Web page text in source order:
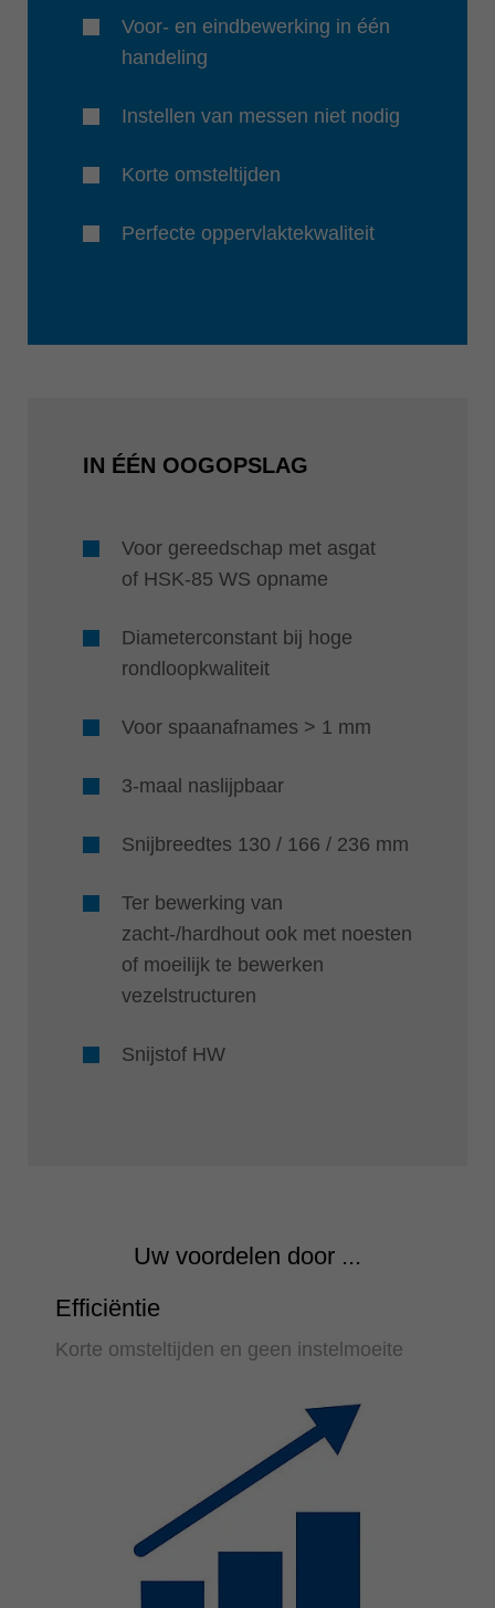
Voor- en eindbewerking in één
handeling
Instellen van messen niet nodig
Korte omsteltijden
Perfecte oppervlaktekwaliteit
IN ÉÉN OOGOPSLAG
Voor gereedschap met asgat
of HSK-85 WS opname
Diameterconstant bij hoge
rondloopkwaliteit
Voor spaanafnames > 1 mm
3-maal naslijpbaar
Snijbreedtes 130 / 166 / 236 mm
Ter bewerking van
zacht-/hardhout ook met noesten
of moeilijk te bewerken
vezelstructuren
Snijstof HW
Uw voordelen door ...
Efficiëntie
Korte omsteltijden en geen instelmoeite